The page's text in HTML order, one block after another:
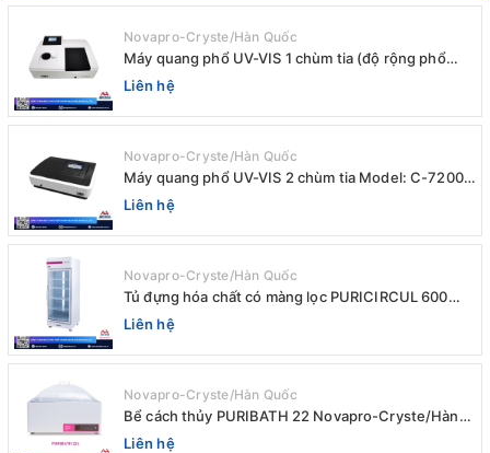
Novapro-Cryste/Hàn Quốc
Máy quang phổ UV-VIS 1 chùm tia (độ rộng phổ
4nm) E-1000UV / Peak
Liên hệ
Novapro-Cryste/Hàn Quốc
Máy quang phổ UV-VIS 2 chùm tia Model: C-7200 /
Peak
Liên hệ
Novapro-Cryste/Hàn Quốc
Tủ đựng hóa chất có màng lọc PURICIRCUL 600
AIRTIGHT Novapro-Cryste/Hàn Quốc
Liên hệ
Novapro-Cryste/Hàn Quốc
Bể cách thủy PURIBATH 22 Novapro-Cryste/Hàn
Quốc
Liên hệ